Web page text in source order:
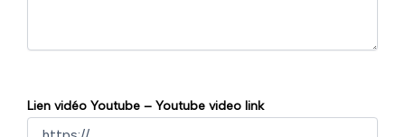
Lien vidéo Youtube – Youtube video link